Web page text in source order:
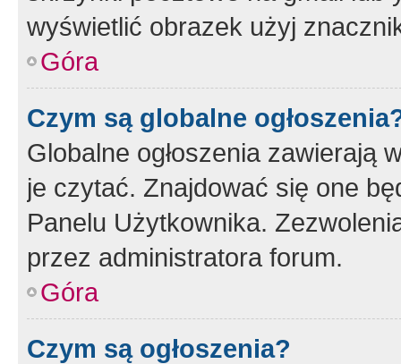
wyświetlić obrazek użyj
Góra
Czym są globalne
Globalne ogłoszenia zawierają
je czytać. Znajdować się one
Panelu Użytkownika.
przez administratora forum.
Góra
Czym są ogłoszenia?